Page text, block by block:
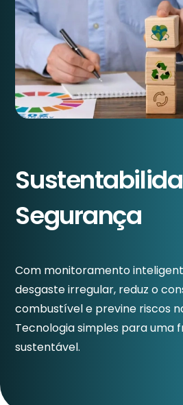
Segurança
Com monitoramento
desgaste irregular, reduz o
combustível e previne riscos
Tecnologia simples para uma
sustentável.